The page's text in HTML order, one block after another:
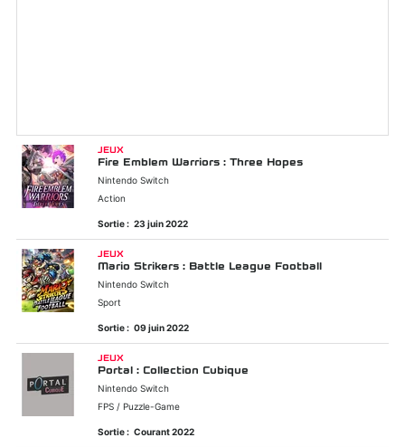
JEUX
Fire Emblem Warriors : Three Hopes
Nintendo Switch
Action
Sortie : 23 juin 2022
JEUX
Mario Strikers : Battle League Football
Nintendo Switch
Sport
Sortie : 09 juin 2022
JEUX
Portal : Collection Cubique
Nintendo Switch
FPS / Puzzle-Game
Sortie : Courant 2022